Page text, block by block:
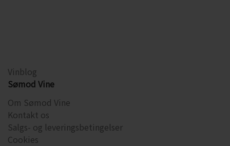
Vinblog
Sømod Vine
Om Sømod Vine
Kontakt os
Salgs- og leveringsbetingelser
Cookies